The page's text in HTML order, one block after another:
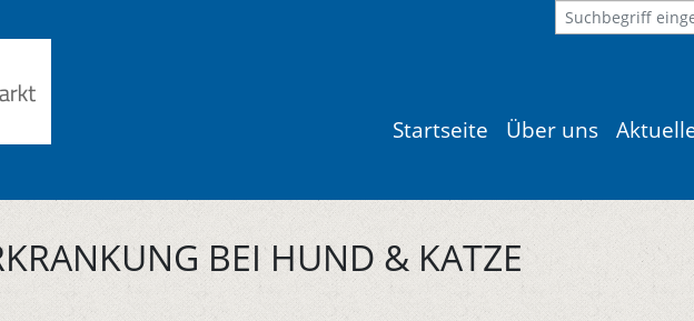
Startseite Über uns
BEI HUND & KATZE